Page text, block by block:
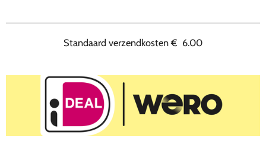
Standaard verzendkosten€ 6.00